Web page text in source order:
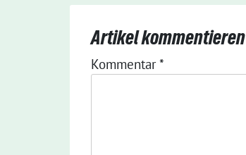
Artikel kommentieren
Kommentar*